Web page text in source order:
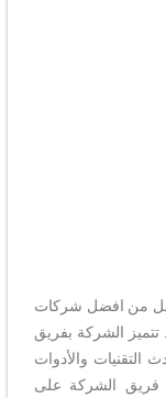
من افضل شركات
الشركة بفريق
التقنيات والأدوات
فريق الشركة على